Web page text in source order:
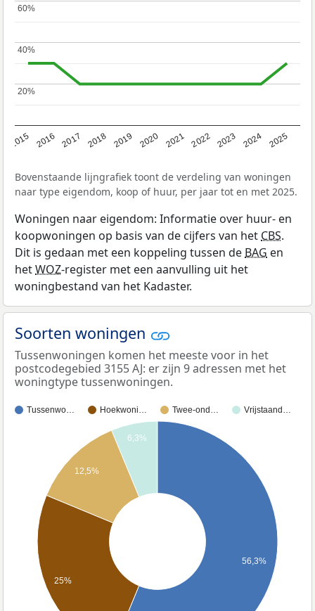
2015 2016 2017 2018 2019 2020 2021 2022 2023 2024 2025
20%
20%
40%
40%
60%
60%
Bovenstaande lijngrafiek toont de verdeling van woningen
naar type eigendom, koop of huur, per jaar tot en met 2025.
Woningen naar eigendom: Informatie over huur- en
koopwoningen op basis van de cijfers van hetCBS.
Dit is gedaan met een koppeling tussen deBAG en
hetWOZ-register met een aanvulling uit het
woningbestand van het Kadaster.
Soorten woningen
Tussenwoningen komen het meeste voor in het
postcodegebied 3155 AJ: er zijn 9 adressen met het
woningtype tussenwoningen.
Tussenwo… Hoekwoni… Twee-ond… Vrijstaand…
6,3%
12,5%
25%
56,3%